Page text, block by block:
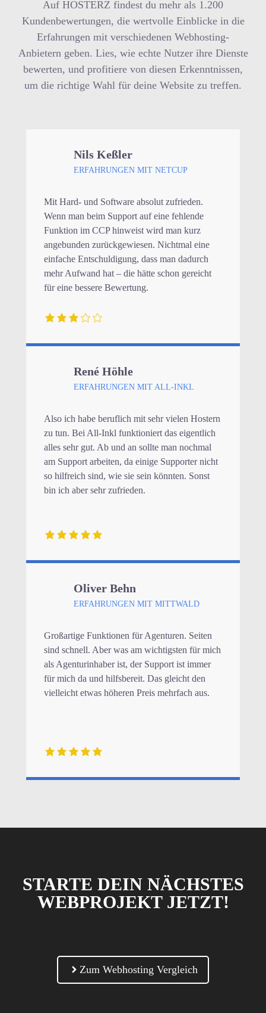
Auf HOSTERZ findest du mehr als 1.200
Kundenbewertungen, die wertvolle Einblicke in die
Erfahrungen mit verschiedenen Webhosting-
Anbietern geben. Lies, wie echte Nutzer ihre Dienste
bewerten, und profitiere von diesen Erkenntnissen,
um die richtige Wahl für deine Website zu treffen.
Nils Keßler
ERFAHRUNGEN MIT NETCUP
Mit Hard- und Software absolut zufrieden.
Wenn man beim Support auf eine fehlende
Funktion im CCP hinweist wird man kurz
angebunden zurückgewiesen. Nichtmal eine
einfache Entschuldigung, dass man dadurch
mehr Aufwand hat – die hätte schon gereicht
für eine bessere Bewertung.
René Höhle
ERFAHRUNGEN MIT ALL-INKL
Also ich habe beruflich mit sehr vielen Hostern
zu tun. Bei All-Inkl funktioniert das eigentlich
alles sehr gut. Ab und an sollte man nochmal
am Support arbeiten, da einige Supporter nicht
so hilfreich sind, wie sie sein könnten. Sonst
bin ich aber sehr zufrieden.
Oliver Behn
ERFAHRUNGEN MIT MITTWALD
Großartige Funktionen für Agenturen. Seiten
sind schnell. Aber was am wichtigsten für mich
als Agenturinhaber ist, der Support ist immer
für mich da und hilfsbereit. Das gleicht den
vielleicht etwas höheren Preis mehrfach aus.
STARTE DEIN NÄCHSTES
WEBPROJEKT JETZT!
Zum Webhosting Vergleich